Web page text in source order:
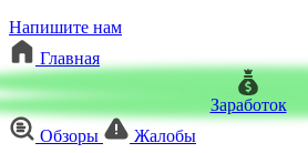
Напишите нам
Главная
Заработок
Обзоры
Жалобы